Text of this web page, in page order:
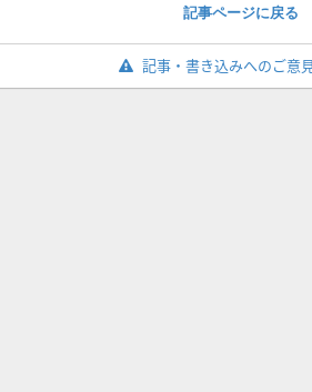
記事ページに戻る
記事・書き込みへのご意